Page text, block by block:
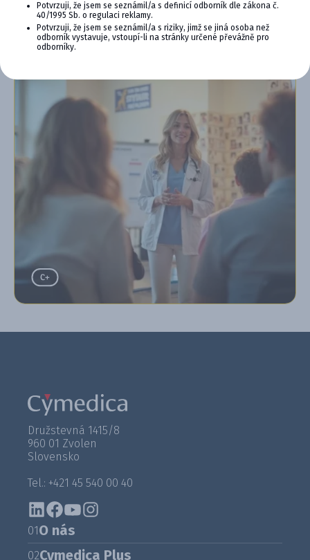
Ďalšie informácie o programe PLUS
Družstevná 1415/8
960 01 Zvolen
Slovensko
Tel.: +421 45 540 00 40
01O nás
02Cymedica Plus
Potvrzuji, že jsem se seznámil/a s definicí odborník dle zákona č.
40/1995 Sb. o regulaci reklamy.
Potvrzuji, že jsem se seznámil/a s riziky, jimž se jiná osoba než
odborník vystavuje, vstoupí-li na stránky určené převážně pro
odborníky.